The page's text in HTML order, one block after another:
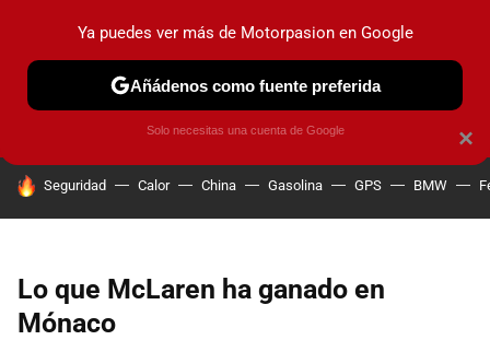
PRUEBAS COCHES ELÉCTRICOS OBSERVATORIO
HOY SE HABLA DE
Seguridad Calor China Gasolina GPS BMW
Lo que McLaren ha ganado en
Mónaco
×
Ya puedes ver más de Motorpasion en Google
Añádenos como fuente preferida
Solo necesitas una cuenta de Google